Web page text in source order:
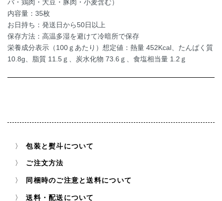
バ・鶏肉・大豆・豚肉・小麦含む）
内容量：35枚
お日持ち：発送日から50日以上
保存方法：高温多湿を避けて冷暗所で保存
栄養成分表示（100ｇあたり）想定値：熱量 452Kcal、たんぱく質
10.8g、脂質 11.5ｇ、炭水化物 73.6ｇ、食塩相当量 1.2ｇ
包装と熨斗について
ご注文方法
同梱時のご注意と送料について
送料・配送について